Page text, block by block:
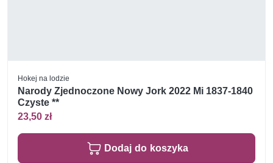
Hokej na lodzie
Narody Zjednoczone Nowy Jork 2022 Mi 1837-1840
Czyste **
23,50 zł
Dodaj do koszyka